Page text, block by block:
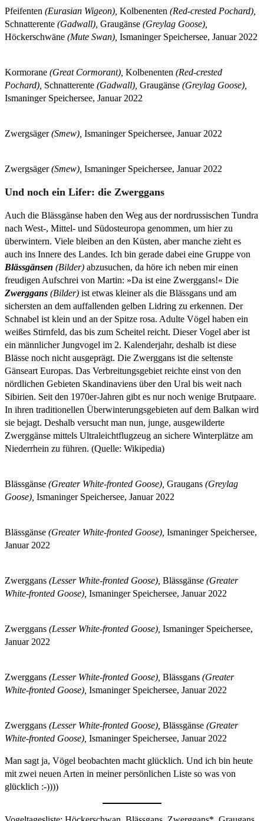
Pfeifenten (Eurasian Wigeon), Kolbenenten (Red-crested Pochard),
Schnatterente (Gadwall), Graugänse (Greylag Goose),
Höckerschwäne (Mute Swan), Ismaninger Speichersee, Januar 2022
Kormorane (Great Cormorant), Kolbenenten (Red-crested
Pochard), Schnatterente (Gadwall), Graugänse (Greylag Goose),
Ismaninger Speichersee, Januar 2022
Zwergsäger(Smew), Ismaninger Speichersee, Januar 2022
Zwergsäger(Smew), Ismaninger Speichersee, Januar 2022
Und noch ein Lifer: die Zwerggans
Auch die Blässgänse haben den Weg aus der nordrussischen Tundra
nach West-, Mittel- und Südosteuropa genommen, um hier zu
überwintern. Viele bleiben an den Küsten, aber manche zieht es
auch ins Innere des Landes. Ich bin gerade dabei eine Gruppe von
Blässgänsen (Bilder) abzusuchen, da höre ich neben mir einen
freudigen Aufschrei von Martin: »Da ist eine Zwerggans!« Die
Zwerggans (Bilder) ist etwas kleiner als die Blässgans und am
sichersten an dem auffallenden gelben Lidring zu erkennen. Der
Schnabel ist klein und an der Spitze rosa. Adulte Vögel haben ein
weißes Stirnfeld, das bis zum Scheitel reicht. Dieser Vogel aber ist
ein männlicher Jungvogel im 2. Kalenderjahr, deshalb ist diese
Blässe noch nicht ausgeprägt. Die Zwerggans ist die seltenste
Gänseart Europas. Das Verbreitungsgebiet reichte einst von den
nördlichen Gebieten Skandinaviens über den Ural bis weit nach
Sibirien. Seit den 1970er-Jahren gibt es nur noch wenige Brutpaare.
In ihren traditionellen Überwinterungsgebieten auf dem Balkan wird
sie bejagt. Deshalb versucht man nun, junge, ausgewilderte
Zwerggänse mittels Ultraleichtflugzeug an sichere Winterplätze am
Niederrhein zu führen. (Quelle: Wikipedia)
Blässgänse (Greater White-fronted Goose), Graugans (Greylag
Goose), Ismaninger Speichersee, Januar 2022
Blässgänse (Greater White-fronted Goose), Ismaninger Speichersee,
Januar 2022
Zwerggans (Lesser White-fronted Goose), Blässgänse (Greater
White-fronted Goose), Ismaninger Speichersee, Januar 2022
Zwerggans (Lesser White-fronted Goose), Ismaninger Speichersee,
Januar 2022
Zwerggans (Lesser White-fronted Goose), Blässgans (Greater
White-fronted Goose), Ismaninger Speichersee, Januar 2022
Zwerggans (Lesser White-fronted Goose), Blässgänse (Greater
White-fronted Goose), Ismaninger Speichersee, Januar 2022
Man sagt ja, Vögel beobachten macht glücklich. Und ich bin heute
mit zwei neuen Arten in meiner persönlichen Liste so was von
glücklich :-))))